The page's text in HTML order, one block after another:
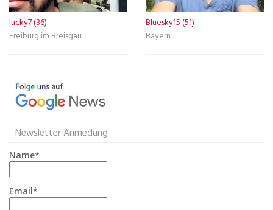
lucky7 (36)
Freiburg im Breisgau
Bluesky15 (51)
Bayern
Newsletter Anmedung
Name*
Email*